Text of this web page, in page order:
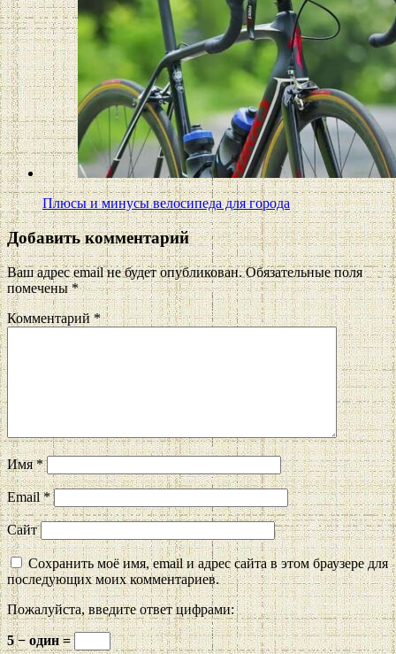
Плюсы и минусы велосипеда для города
Добавить комментарий
Ваш адрес email не будет опубликован. Обязательные поля
помечены*
Комментарий*
Имя*
Email*
Сайт
Сохранить моё имя, email и адрес сайта в этом браузере для
последующих моих комментариев.
Пожалуйста, введите ответ цифрами:
5 − один =